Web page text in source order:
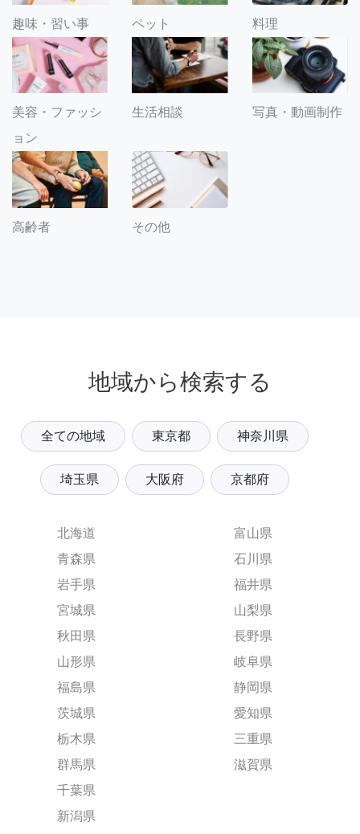
趣味・習い事 ペット 料理
美容・ファッシ
ョン
生活相談 写真・動画制作
高齢者 その他
地域から検索する
全ての地域 東京都 神奈川県
埼玉県 大阪府 京都府
北海道
青森県
岩手県
宮城県
秋田県
山形県
福島県
茨城県
栃木県
群馬県
千葉県
新潟県
富山県
石川県
福井県
山梨県
長野県
岐阜県
静岡県
愛知県
三重県
滋賀県